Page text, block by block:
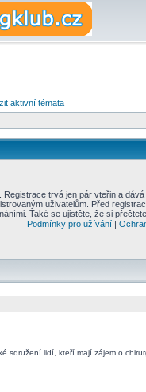
aktivní témata
trvá jen pár vteřin a
uživatelům. Před
Také se ujistěte, že si
Podmínky pro užívání|
sdružení lidí, kteří mají zájem o